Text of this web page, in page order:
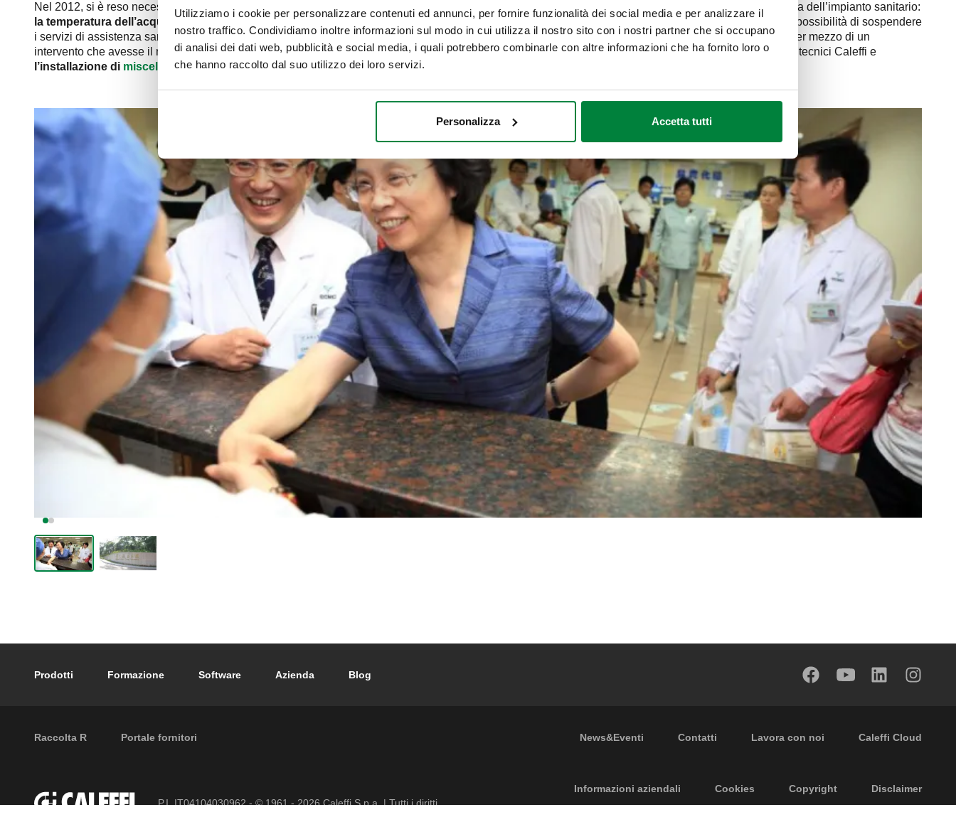
Utilizziamo i cookie per personalizzare contenuti ed annunci, per fornire funzionalità dei social media e per analizzare il
nostro traffico. Condividiamo inoltre informazioni sul modo in cui utilizza il nostro sito con i nostri partner che si occupano
di analisi dei dati web, pubblicità e social media, i quali potrebbero combinarle con altre informazioni che ha fornito loro o
che hanno raccolto dal suo utilizzo dei loro servizi.
Personalizza Accetta tutti
Nel 2012, si è reso necessario eseguire un’ opera di riqualificazione
a seguito delle numerose lamentele verificatesi nel corso degli anni sull’inefficienza dell’impianto sanitario:
la temperatura dell’acqua in uscita non era né costante né confortevole
. In un simile contesto, tanto delicato per la tipologia della struttura e per l’impossibilità di sospendere
i servizi di assistenza sanitaria in essere al suo interno, Caleffi ha messo a disposizione le proprie competenze al fine di migliorare l’impianto sanitario per mezzo di un
intervento che avesse il minimo impatto sull’operatività quotidiana. Il progetto di rinnovo degli impianti sanitari è stato seguito con dedizione da parte dei tecnici Caleffi e
l’installazione di miscelatori termostatici serie 524ha risolto il problemain essere da anni.
Footer main navigation
Prodotti Formazione Software Azienda Blog
External links
Raccolta R Portale fornitori Footer secondary navigation
News&Eventi Contatti Lavora con noi Caleffi Cloud
Footer menuInformazioni aziendali Cookies Copyright Disclaimer
P.I. IT04104030962 - © 1961 - 2026Caleffi S.p.a. | Tutti i diritti